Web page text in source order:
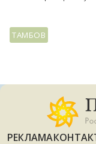
ТАМБОВ
РЕКЛАМА